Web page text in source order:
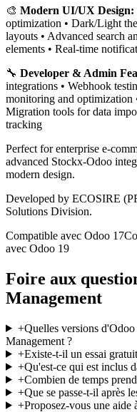
🎨 Modern UI/UX Design:
optimization • Dark/Light
layouts • Advanced search
elements • Real-time
🔧 Developer & Admin
integrations • Webhook
monitoring and optimization
Migration tools for data
tracking
Perfect for enterprise e-
advanced Stockx-Odoo
modern design.
Developed by ECOSIRE
Solutions Division.
Compatible avec Odoo 17
avec Odoo 19
Foire aux
Management
+Quelles versions
Management ?
+Existe-t-il un essai
+Qu'est-ce qui est inclus
+Combien de temps
+Que se passe-t-il après
+Proposez-vous une aide